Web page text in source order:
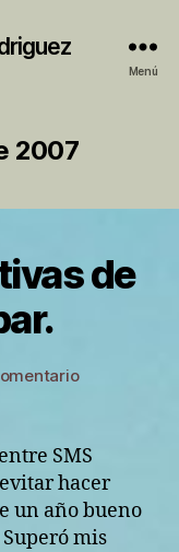
Menú
2007
de
en
de
año
impar.
SMS
hacer
un año bueno
mis